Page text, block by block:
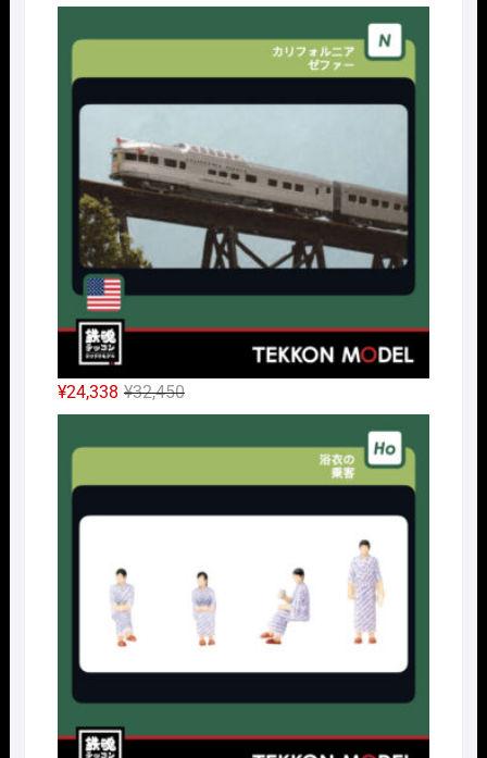
の
価
し
た。
在
の
で
す。
¥32,450元
の
価
¥32,450
し
た。
¥24,338
現
在
の
は
で
す。